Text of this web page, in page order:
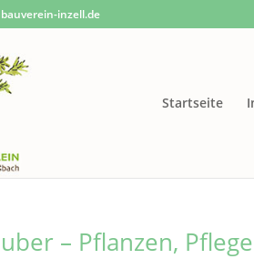
inzell.de
Startseite
– Pflanzen,